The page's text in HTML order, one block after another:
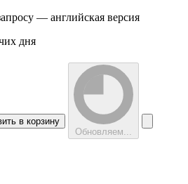
— английская версия
дня
в корзину
Обновляем...